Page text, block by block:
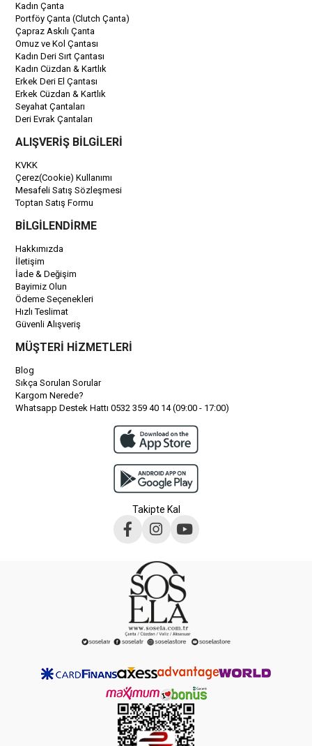
Kadın Çanta
Portföy Çanta (Clutch Çanta)
Çapraz Askılı Çanta
Omuz ve Kol Çantası
Kadın Deri Sırt Çantası
Kadın Cüzdan & Kartlık
Erkek Deri El Çantası
Erkek Cüzdan & Kartlık
Seyahat Çantaları
Deri Evrak Çantaları
ALIŞVERİŞ BİLGİLERİ
KVKK
Çerez(Cookie) Kullanımı
Mesafeli Satış Sözleşmesi
Toptan Satış Formu
BİLGİLENDİRME
Hakkımızda
İletişim
İade & Değişim
Bayimiz Olun
Ödeme Seçenekleri
Hızlı Teslimat
Güvenli Alışveriş
MÜŞTERİ HİZMETLERİ
Blog
Sıkça Sorulan Sorular
Kargom Nerede?
Whatsapp Destek Hattı 0532 359 40 14 (09:00 - 17:00)
Takipte Kal